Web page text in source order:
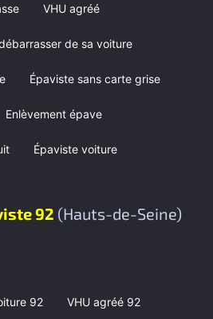
VHU agréé
de sa voiture
Épaviste sans carte grise
Enlèvement épave
Épaviste voiture
92 (Hauts-de-Seine)
92 VHU agréé 92